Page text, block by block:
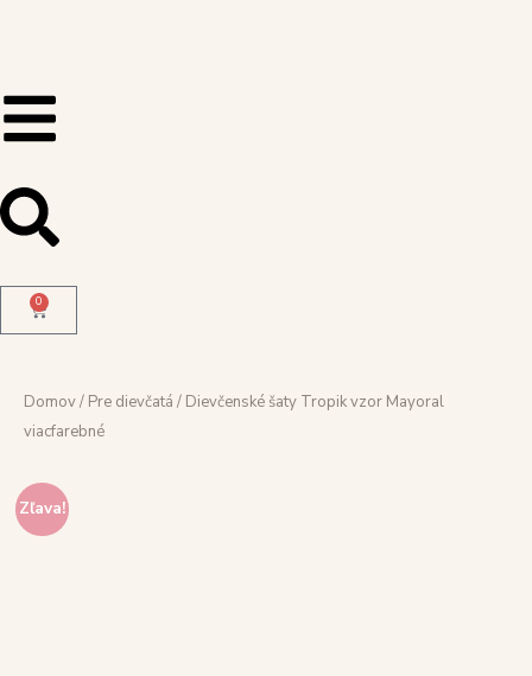
0
Domov/ Pre dievčatá / Dievčenské šaty Tropik vzor Mayoral
viacfarebné
Zľava!